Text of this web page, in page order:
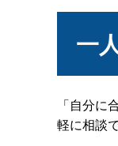
一
「自分
軽に相談